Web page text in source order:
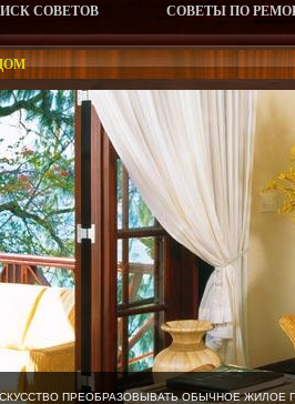
СОВЕТОВ СОВЕТЫ ПО
ПРЕОБРАЗОВЫВАТЬ ОБЫЧНОЕ